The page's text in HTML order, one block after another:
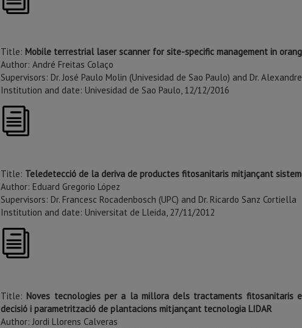
Title: Mobile terrestrial laser scanner for site-specific management in
Author: André Freitas Colaço
Supervisors: Dr. José Paulo Molin (Univesidad de Sao Paulo) and Dr.
Institution and date: Univesidad de Sao Paulo, 12/12/2016
Title: Teledetecció de la deriva de productes fitosanitaris mitjançant
Author: Eduard Gregorio López
Supervisors: Dr. Francesc Rocadenbosch (UPC) and Dr. Ricardo Sanz Cortiella
Institution and date: Universitat de Lleida, 27/11/2012
Title: Noves tecnologies per a la millora dels tractaments fitosanitaris
decisió i parametrització de plantacions mitjançant tecnologia LIDAR
Author: Jordi Llorens Calveras